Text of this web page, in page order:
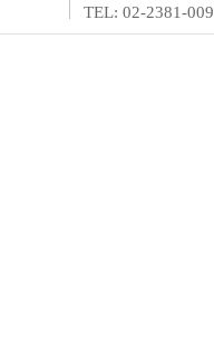
TEL: 02-2381-